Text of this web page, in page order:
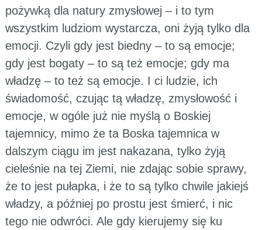
pożywką dla natury zmysłowej – i to tym
wszystkim ludziom wystarcza, oni żyją tylko dla
emocji. Czyli gdy jest biedny – to są emocje;
gdy jest bogaty – to są też emocje; gdy ma
władzę – to też są emocje. I ci ludzie, ich
świadomość, czując tą władzę, zmysłowość i
emocje, w ogóle już nie myślą o Boskiej
tajemnicy, mimo że ta Boska tajemnica w
dalszym ciągu im jest nakazana, tylko żyją
cieleśnie na tej Ziemi, nie zdając sobie sprawy,
że to jest pułapka, i że to są tylko chwile jakiejś
władzy, a później po prostu jest śmierć, i nic
tego nie odwróci. Ale gdy kierujemy się ku